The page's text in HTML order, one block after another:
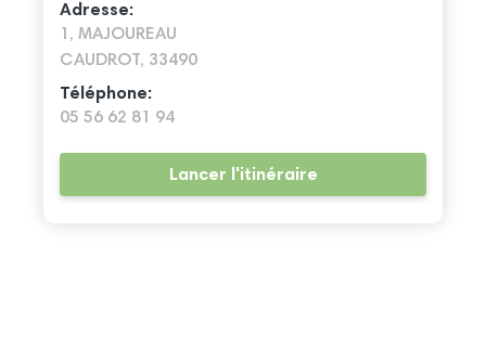
Adresse:
1, MAJOUREAU
CAUDROT, 33490
Téléphone:
05 56 62 81 94
Lancer l'itinéraire